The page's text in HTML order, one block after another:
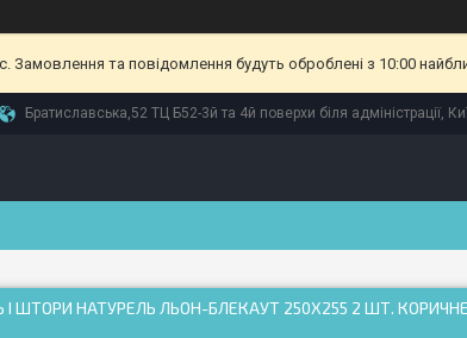
Замовлення та повідомлення будуть оброблені з 10:00
Братиславська,52 ТЦ Б52-3й та 4й поверхи біля адміністрації,
ШТОРИ НАТУРЕЛЬ ЛЬОН-БЛЕКАУТ 250Х255 2 ШТ.